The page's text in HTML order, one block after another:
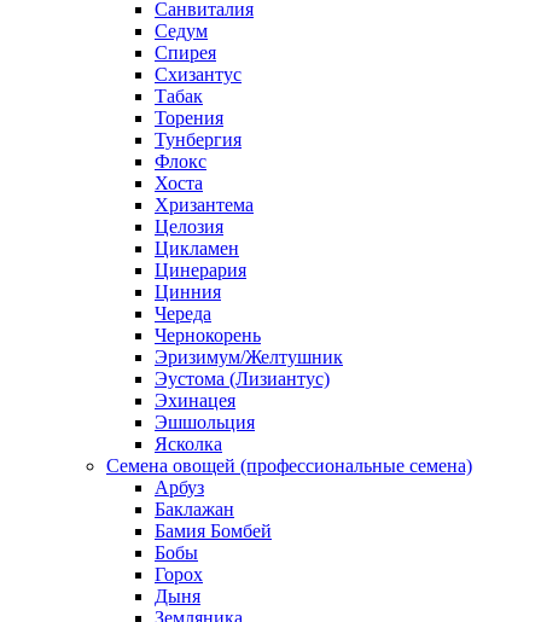
Санвиталия
Седум
Спирея
Схизантус
Табак
Торения
Тунбергия
Флокс
Хоста
Хризантема
Целозия
Цикламен
Цинерария
Цинния
Череда
Чернокорень
Эризимум/Желтушник
Эустома (Лизиантус)
Эхинацея
Эшшольция
Ясколка
Семена овощей (профессиональные семена)
Арбуз
Баклажан
Бамия Бомбей
Бобы
Горох
Дыня
Земляника